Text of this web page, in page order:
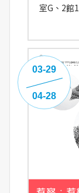
室G、2館
03-29
04-28